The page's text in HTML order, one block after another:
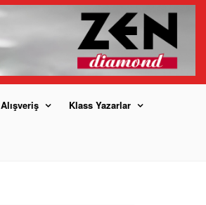
Alışveriş Klass Yazarlar